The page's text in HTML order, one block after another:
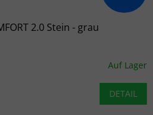
2.0 Stein - grau
Auf Lager
DETAIL